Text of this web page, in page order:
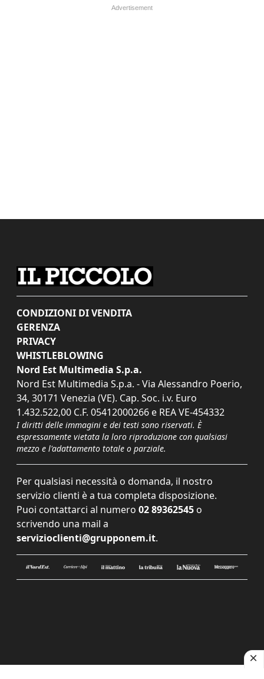
CONDIZIONI DI VENDITA
GERENZA
PRIVACY
WHISTLEBLOWING
Nord Est Multimedia S.p.a.
Nord Est Multimedia S.p.a. - Via Alessandro Poerio,
34, 30171 Venezia (VE). Cap. Soc. i.v. Euro
1.432.522,00 C.F. 05412000266 e REA VE-454332
I diritti delle immagini e dei testi sono riservati. È
espressamente vietata la loro riproduzione con qualsiasi
mezzo e l'adattamento totale o parziale.
Per qualsiasi necessità o domanda, il nostro
servizio clienti è a tua completa disposizione.
Puoi contattarci al numero 02 89362545 o
scrivendo una mail a
servizioclienti@grupponem.it.